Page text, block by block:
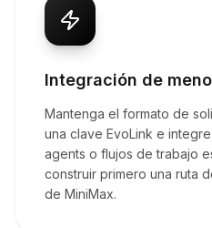
Integración de
Mantenga el formato de
una clave EvoLink e
agents o flujos de trabajo
construir primero una ruta
de MiniMax.